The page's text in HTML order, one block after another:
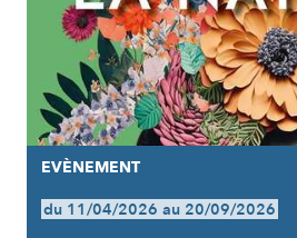
EVÈNEMENT
du 11/04/2026 au 20/09/2026